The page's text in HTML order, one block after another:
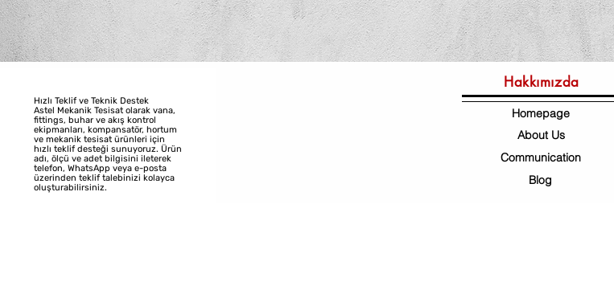
Hızlı Teklif ve Teknik Destek
Astel Mekanik Tesisat olarak vana,
fittings, buhar ve akış kontrol
ekipmanları, kompansatör, hortum
ve mekanik tesisat ürünleri için
hızlı teklif desteği sunuyoruz. Ürün
adı, ölçü ve adet bilgisini ileterek
telefon, WhatsApp veya e-posta
üzerinden teklif talebinizi kolayca
oluşturabilirsiniz.
Hakkımızda
Homepage
About Us
Communication
Blog